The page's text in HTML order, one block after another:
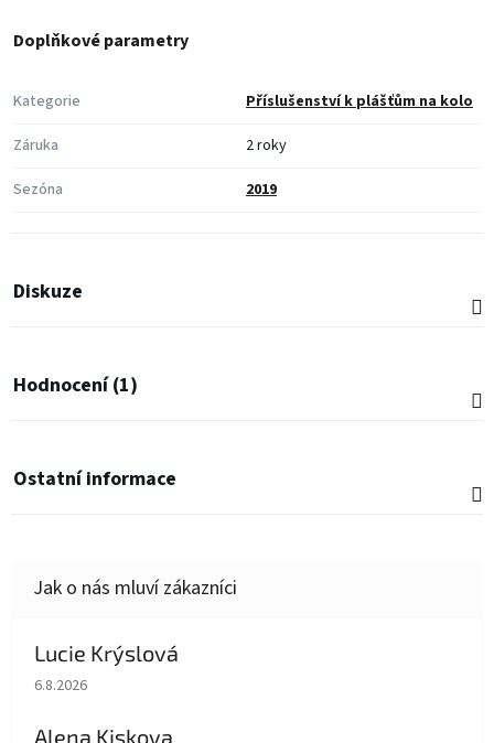
z
5
Doplňkové parametry
Kategorie
Příslušenství k plášťům na kolo
Záruka
2 roky
Sezóna
2019
Diskuze
Hodnocení (1)
Ostatní informace
Lucie Krýslová
Hodnocení obchodu je 5 z 5 hvězdiček.
6.8.2026
Alena Kiskova